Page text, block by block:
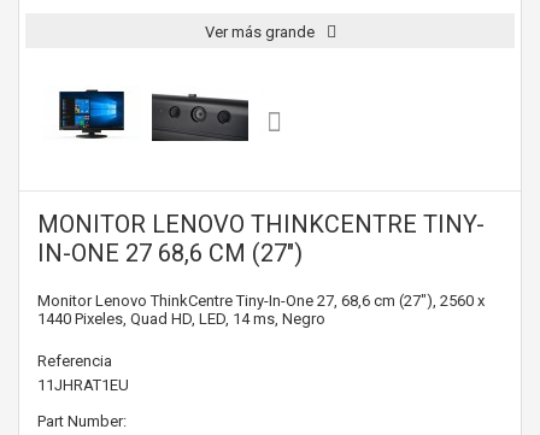
Ver más grande
MONITOR LENOVO THINKCENTRE TINY-
IN-ONE 27 68,6 CM (27")
Monitor Lenovo ThinkCentre Tiny-In-One 27, 68,6 cm (27"), 2560 x
1440 Pixeles, Quad HD, LED, 14 ms, Negro
Referencia
11JHRAT1EU
Part Number: